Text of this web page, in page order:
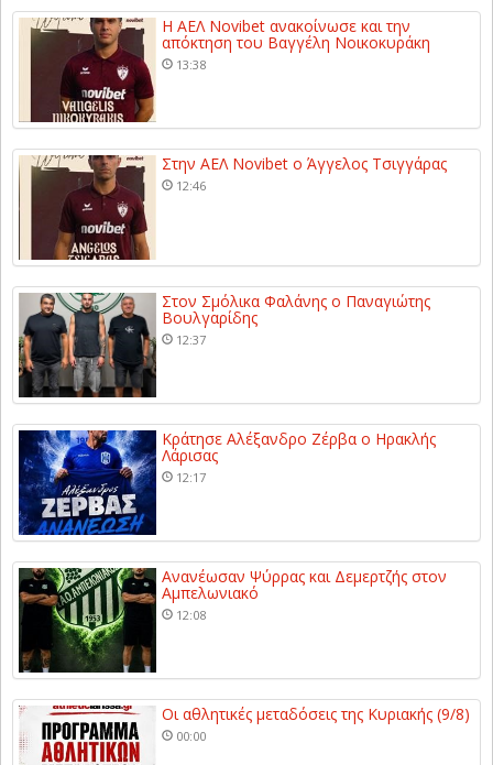
Η ΑΕΛ Novibet ανακοίνωσε και την
απόκτηση του Βαγγέλη Νοικοκυράκη
13:38
Στην ΑΕΛ Novibet ο Άγγελος Τσιγγάρας
12:46
Στον Σμόλικα Φαλάνης ο Παναγιώτης
Βουλγαρίδης
12:37
Κράτησε Αλέξανδρο Ζέρβα ο Ηρακλής
Λάρισας
12:17
Ανανέωσαν Ψύρρας και Δεμερτζής στον
Αμπελωνιακό
12:08
Οι αθλητικές μεταδόσεις της Κυριακής (9/8)
00:00